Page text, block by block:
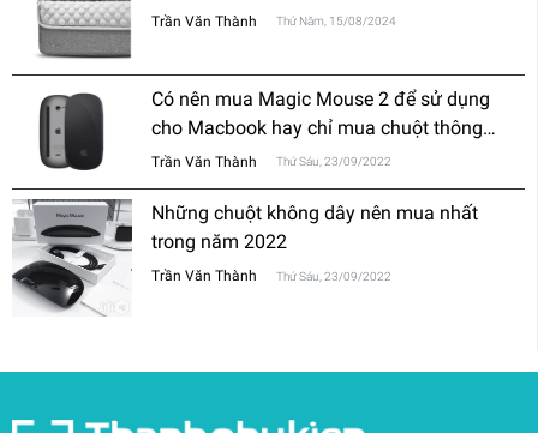
Trần Văn Thành Thứ Năm, 15/08/2024
Có nên mua Magic Mouse 2 để sử dụng
cho Macbook hay chỉ mua chuột thông
thường?
Trần Văn Thành Thứ Sáu, 23/09/2022
Những chuột không dây nên mua nhất
trong năm 2022
Trần Văn Thành Thứ Sáu, 23/09/2022